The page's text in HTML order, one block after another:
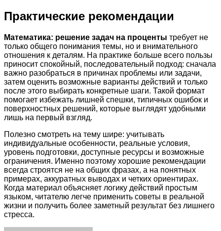
Практические рекомендации
Математика: решение задач на проценты требует не
только общего понимания темы, но и внимательного
отношения к деталям. На практике больше всего пользы
приносит спокойный, последовательный подход: сначала
важно разобраться в причинах проблемы или задачи,
затем оценить возможные варианты действий и только
после этого выбирать конкретные шаги. Такой формат
помогает избежать лишней спешки, типичных ошибок и
поверхностных решений, которые выглядят удобными
лишь на первый взгляд.
Полезно смотреть на тему шире: учитывать
индивидуальные особенности, реальные условия,
уровень подготовки, доступные ресурсы и возможные
ограничения. Именно поэтому хорошие рекомендации
всегда строятся не на общих фразах, а на понятных
примерах, аккуратных выводах и четких ориентирах.
Когда материал объясняет логику действий простым
языком, читателю легче применить советы в реальной
жизни и получить более заметный результат без лишнего
стресса.